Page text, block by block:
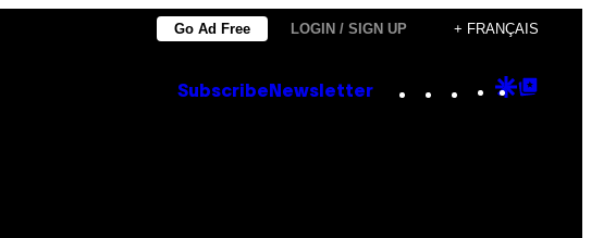
Go Ad Free LOGIN / SIGN UP + FRANÇAIS
Subscribe Newsletter Instagram
TikTok
YouTube
Google